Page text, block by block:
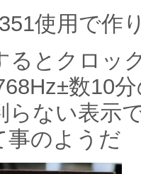
使用で作
るとクロッ
数10
らない表示
事のようだ